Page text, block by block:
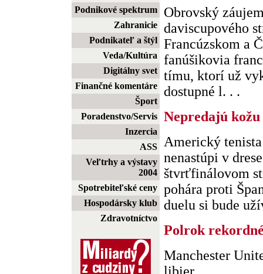
Podnikové spektrum
Zahranicie
Podnikateľ a štýl
Veda/Kultúra
Digitálny svet
Finančné komentáre
Šport
Poradenstvo/Servis
Inzercia
ASS
Veľtrhy a výstavy
2004
Spotrebiteľské ceny
Hospodársky klub
Zdravotníctvo
Obrovský
daviscupového
Francúzskom a
fanúšikovia
tímu, ktorí už
dostupné l. . .
Nepredajú kožu
Americký
nenastúpi v
štvrťfinálovom
pohára proti
duelu si bude
Polrok
Manchester